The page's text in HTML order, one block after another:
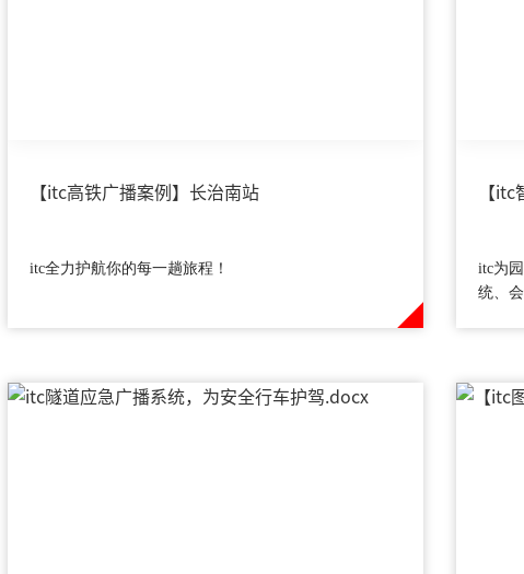
【itc高铁广播案例】长治南站
itc全力护航你的每一趟旅程！
【
itc为
统、